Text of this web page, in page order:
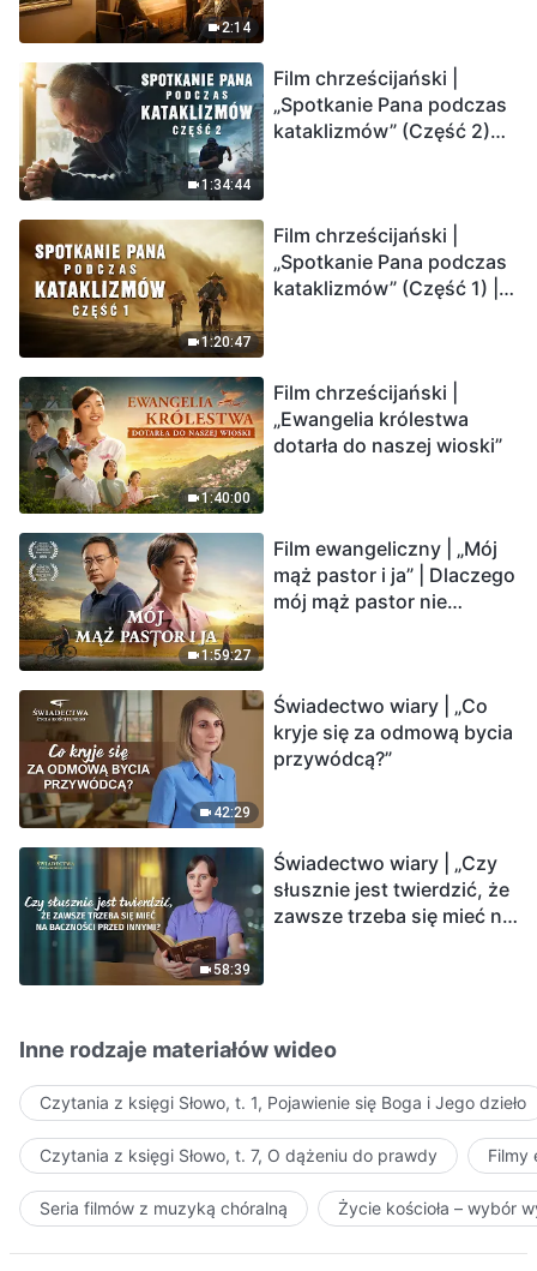
2:14
1:34:44
Film chrześcijański |
„Spotkanie Pana podczas
kataklizmów” (Część 2)
Ludzkość weszła w
odliczanie. Czy znalazłeś
już drogę ocalenia?
1:20:47
Film chrześcijański |
„Spotkanie Pana podczas
kataklizmów” (Część 1) |
1:40:00
Film chrześcijański |
„Ewangelia królestwa
dotarła do naszej wioski”
1:59:27
Film ewangeliczny | „Mój
mąż pastor i ja” | Dlaczego
mój mąż pastor nie
42:29
Świadectwo wiary | „Co
kryje się za odmową bycia
przywódcą?”
58:39
Świadectwo wiary | „Czy
słusznie jest twierdzić, że
zawsze trzeba się mieć na
Inne rodzaje materiałów wideo
Czytania z księgi Słowo, t. 1, Pojawienie się Boga i Jego dzieło
Czytania z księgi Słowo, t. 7, O dążeniu do prawdy Filmy
Seria filmów z muzyką chóralną Życie kościoła – wybór